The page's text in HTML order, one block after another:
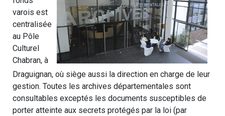
varois est
centralisée
au Pôle
Culturel
Chabran, à
Draguignan, où siège aussi la direction en charge de leur
gestion. Toutes les archives départementales sont
consultables exceptés les documents susceptibles de
porter atteinte aux secrets protégés par la loi (par